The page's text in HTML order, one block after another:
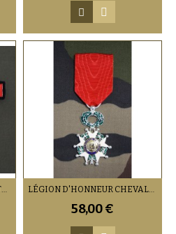
PROTECTION MILITAIRE DU TERRITOIRE (PRESTIGE) AVEC BARRETTE LÉGION D'HONNEUR CHEVALIER
58,00 €